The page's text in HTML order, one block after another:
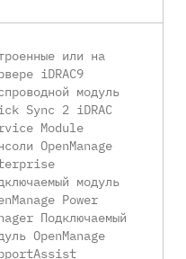
или на
iDRAC9
модуль
Sync 2 iDRAC
Module
OpenManage
модуль
Power
Подключаемый
OpenManage